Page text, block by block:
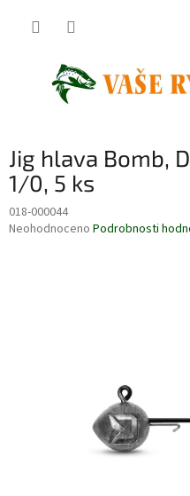
Jig hlava Bomb,
1/0, 5 ks
018-000044
Průměrné
Neohodnoceno Podrobnosti